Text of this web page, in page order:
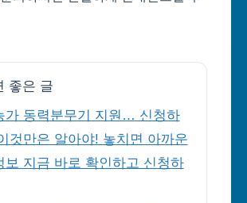
좋은 글
가 동력분무기 지원… 신청하
것만은 알아야! 놓치면 아까운
보 지금 바로 확인하고 신청하